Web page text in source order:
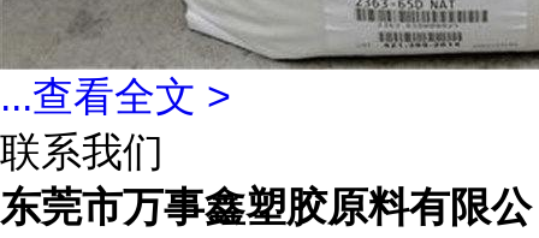
...查看全文 >
联系我们
东莞市万事鑫塑胶原料有限公